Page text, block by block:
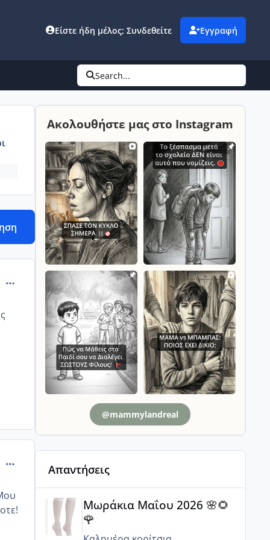
Είστε ήδη μέλος; Συνδεθείτε Εγγραφή
Search...
comment_608241
comment_608248
Ακολουθήστε μας στο Instagram
@mammylandreal
Απαντήσεις
Μωράκια Μαΐου 2026 🌸🌻🌹
Μωράκια Μαΐου 2026 🌸🌻
🌹